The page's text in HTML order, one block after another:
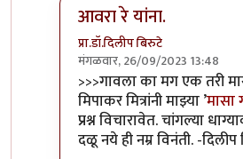
आवरा रे यांना.
प्रा.डॉ.दिलीप बिरुटे
मंगळवार, 26/09/2023 13:48
In reply toटपोरे गांडुळ
>>>गावला का मग एक तरी
मिपाकर मित्रांनी माझ्या ’मासा
प्रश्न विचारावेत. चांगल्या
दळू नये ही नम्र विनंती. -